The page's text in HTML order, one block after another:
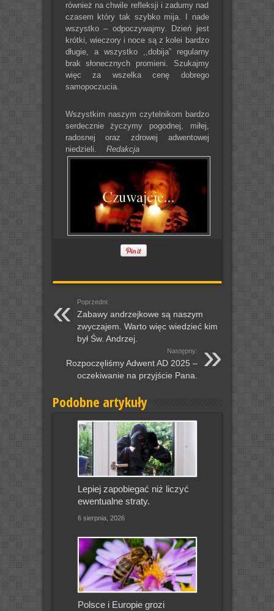
również na chwile refleksji i zadumy nad
czasem który tak szybko mija. I nade
wszystko – odpoczywajmy. Dzień jest
krótki, wieczory i noce są z kolei bardzo
długie, a wszystko ,,dobija” regularny
brak słonecznych promieni. Szukajmy
więc za wszelka cenę dobrego
samopoczucia.
Wszystkim naszym czytelnikom bardzo
serdecznie życzymy pogodnej, miłej,
radosnej oraz zdrowej adwentowej
niedzieli. Redakcja
Poprzedni:
Zabawy andrzejkowe są naszym
zwyczajem. Warto więc wiedzieć kim
był Św. Andrzej.
Następny:
Rozpoczęliśmy Adwent AD 2025 –
oczekiwanie na przyjście Pana.
Podobne artykuły
Lepiej zapobiegać niż liczyć
ewentualne straty.
6 sierpnia, 2026
Polsce i Europie grozi